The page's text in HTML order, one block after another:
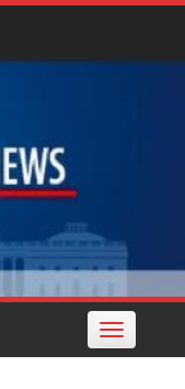
Toggle
navigation